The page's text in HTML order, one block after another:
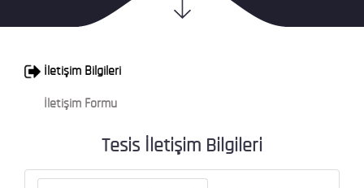
İletişim Bilgileri
İletişim Formu
Tesis İletişim Bilgileri